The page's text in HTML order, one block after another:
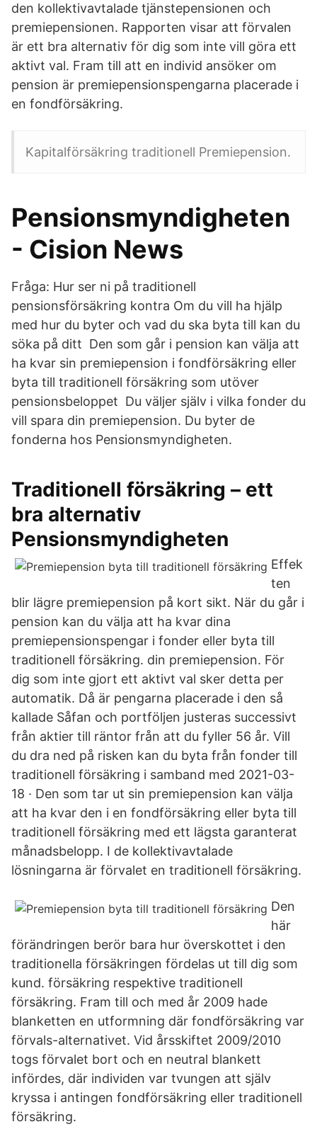
den kollektivavtalade tjänstepensionen och
premiepensionen. Rapporten visar att förvalen
är ett bra alternativ för dig som inte vill göra ett
aktivt val. Fram till att en individ ansöker om
pension är premiepensionspengarna placerade i
en fondförsäkring.
Kapitalförsäkring traditionell Premiepension.
Pensionsmyndigheten
- Cision News
Fråga: Hur ser ni på traditionell
pensionsförsäkring kontra Om du vill ha hjälp
med hur du byter och vad du ska byta till kan du
söka på ditt Den som går i pension kan välja att
ha kvar sin premiepension i fondförsäkring eller
byta till traditionell försäkring som utöver
pensionsbeloppet Du väljer själv i vilka fonder du
vill spara din premiepension. Du byter de
fonderna hos Pensionsmyndigheten.
Traditionell försäkring – ett
bra alternativ
Pensionsmyndigheten
Effek
ten
blir lägre premiepension på kort sikt. När du går i
pension kan du välja att ha kvar dina
premiepensionspengar i fonder eller byta till
traditionell försäkring. din premiepension. För
dig som inte gjort ett aktivt val sker detta per
automatik. Då är pengarna placerade i den så
kallade Såfan och portföljen justeras successivt
från aktier till räntor från att du fyller 56 år. Vill
du dra ned på risken kan du byta från fonder till
traditionell försäkring i samband med 2021-03-
18 · Den som tar ut sin premiepension kan välja
att ha kvar den i en fondförsäkring eller byta till
traditionell försäkring med ett lägsta garanterat
månadsbelopp. I de kollektivavtalade
lösningarna är förvalet en traditionell försäkring.
Den
här
förändringen berör bara hur överskottet i den
traditionella försäkringen fördelas ut till dig som
kund. försäkring respektive traditionell
försäkring. Fram till och med år 2009 hade
blanketten en utformning där fondförsäkring var
förvals-alternativet. Vid årsskiftet 2009/2010
togs förvalet bort och en neutral blankett
infördes, där individen var tvungen att själv
kryssa i antingen fondförsäkring eller traditionell
försäkring.